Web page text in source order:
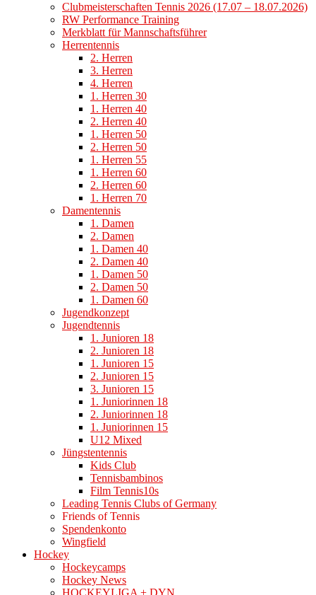
Clubmeisterschaften Tennis 2026 (17.07 – 18.07.2026)
RW Performance Training
Merkblatt für Mannschaftsführer
Herrentennis
2. Herren
3. Herren
4. Herren
1. Herren 30
1. Herren 40
2. Herren 40
1. Herren 50
2. Herren 50
1. Herren 55
1. Herren 60
2. Herren 60
1. Herren 70
Damentennis
1. Damen
2. Damen
1. Damen 40
2. Damen 40
1. Damen 50
2. Damen 50
1. Damen 60
Jugendkonzept
Jugendtennis
1. Junioren 18
2. Junioren 18
1. Junioren 15
2. Junioren 15
3. Junioren 15
1. Juniorinnen 18
2. Juniorinnen 18
1. Juniorinnen 15
U12 Mixed
Jüngstentennis
Kids Club
Tennisbambinos
Film Tennis10s
Leading Tennis Clubs of Germany
Friends of Tennis
Spendenkonto
Wingfield
Hockey
Hockeycamps
Hockey News